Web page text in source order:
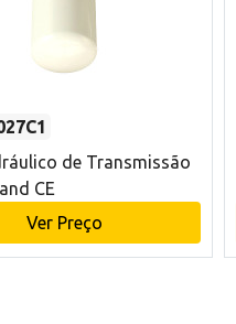
de Transmissão
CE
Ver Preço